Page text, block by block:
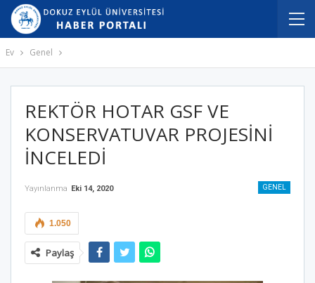
Ev Genel
REKTÖR HOTAR GSF VE
KONSERVATUVAR PROJESİNİ
İNCELEDİ
GENEL
Yayınlanma Eki 14, 2020
1.050
Paylaş